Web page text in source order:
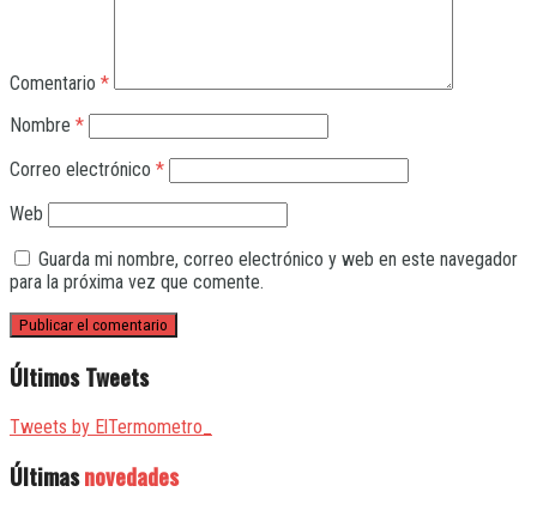
Comentario *
Nombre *
Correo electrónico *
Web
Guarda mi nombre, correo electrónico y web en este navegador
para la próxima vez que comente.
Últimos Tweets
Tweets by ElTermometro_
Últimasnovedades